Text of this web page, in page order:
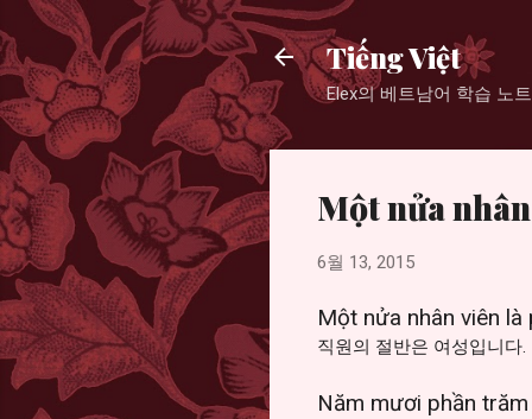
Tiếng Việt
Elex의 베트남어 학습 노트
Một nửa
6월 13, 2015
Một nửa nhân viên là
직원의 절반은 여성입니다.
Năm mươi phần